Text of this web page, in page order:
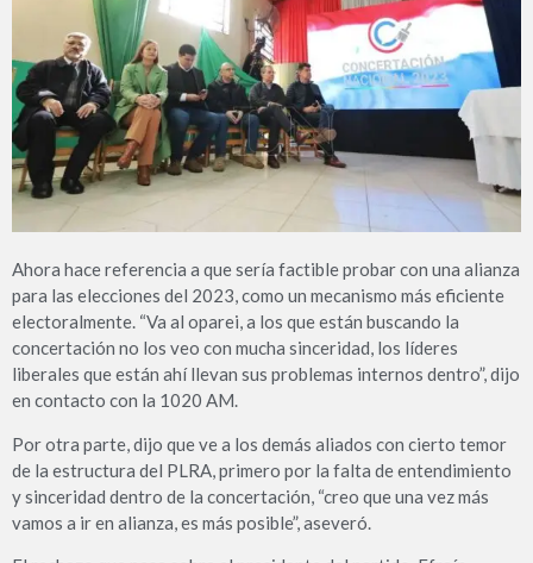
Ahora hace referencia a que sería factible probar con una alianza
para las elecciones del 2023, como un mecanismo más eficiente
electoralmente. “Va al oparei, a los que están buscando la
concertación no los veo con mucha sinceridad, los líderes
liberales que están ahí llevan sus problemas internos dentro”, dijo
en contacto con la 1020 AM.
Por otra parte, dijo que ve a los demás aliados con cierto temor
de la estructura del PLRA, primero por la falta de entendimiento
y sinceridad dentro de la concertación, “creo que una vez más
vamos a ir en alianza, es más posible”, aseveró.